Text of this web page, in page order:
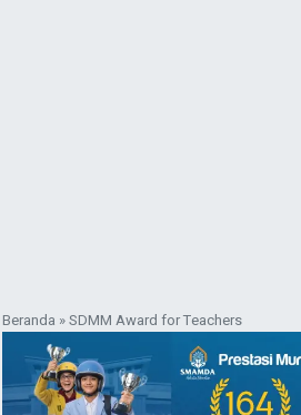
Beranda »SDMM Award for Teachers